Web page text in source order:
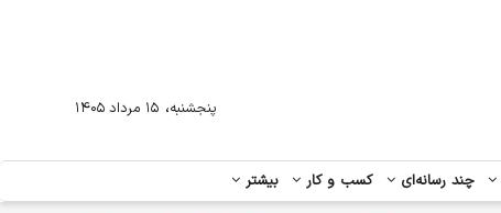
چند رسانه‌ای کسب و کار بیشتر
پنجشنبه، ۱۵ مرداد ۱۴۰۵